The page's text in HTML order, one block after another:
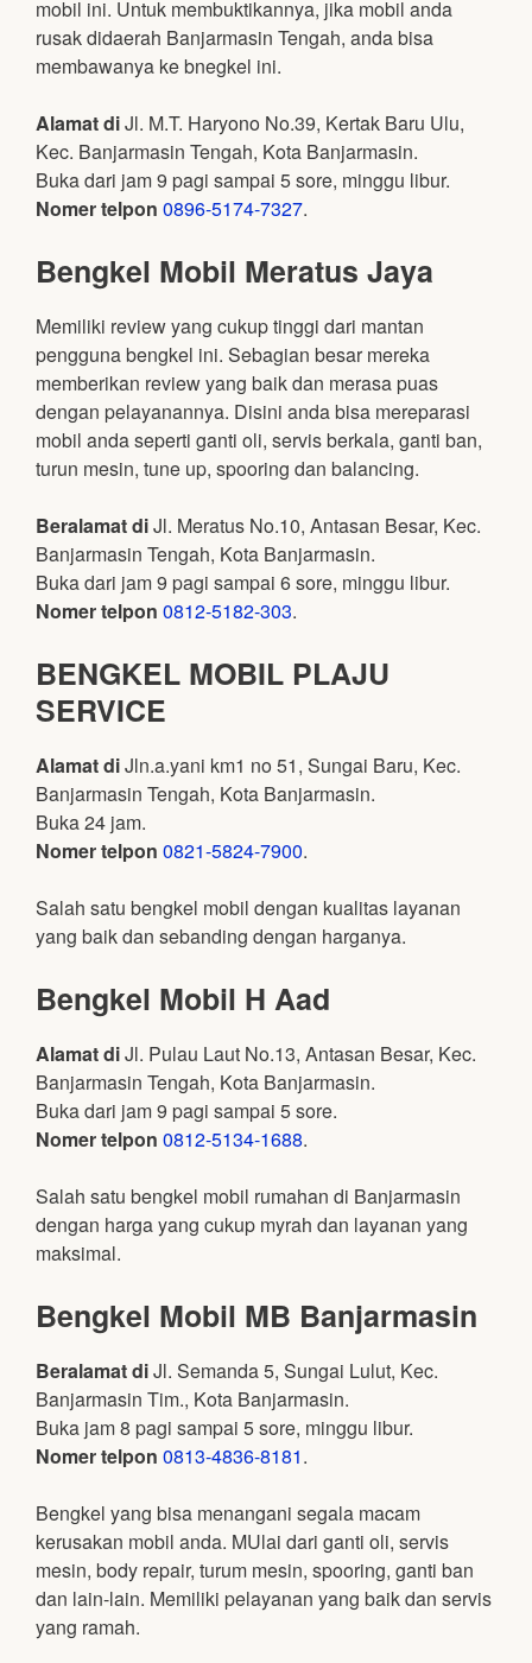
mobil ini. Untuk membuktikannya, jika mobil anda
rusak didaerah Banjarmasin Tengah, anda bisa
membawanya ke bnegkel ini.
Alamat diJl. M.T. Haryono No.39, Kertak Baru Ulu,
Kec. Banjarmasin Tengah, Kota Banjarmasin.
Buka dari jam 9 pagi sampai 5 sore, minggu libur.
Nomer telpon 0896-5174-7327.
Bengkel Mobil Meratus Jaya
Memiliki review yang cukup tinggi dari mantan
pengguna bengkel ini. Sebagian besar mereka
memberikan review yang baik dan merasa puas
dengan pelayanannya. Disini anda bisa mereparasi
mobil anda seperti ganti oli, servis berkala, ganti ban,
turun mesin, tune up, spooring dan balancing.
Beralamat diJl. Meratus No.10, Antasan Besar, Kec.
Banjarmasin Tengah, Kota Banjarmasin.
Buka dari jam 9 pagi sampai 6 sore, minggu libur.
Nomer telpon 0812-5182-303.
BENGKEL MOBIL PLAJU
SERVICE
Alamat diJln.a.yani km1 no 51, Sungai Baru, Kec.
Banjarmasin Tengah, Kota Banjarmasin.
Buka 24 jam.
Nomer telpon 0821-5824-7900.
Salah satu bengkel mobil dengan kualitas layanan
yang baik dan sebanding dengan harganya.
Bengkel Mobil H Aad
Alamat diJl. Pulau Laut No.13, Antasan Besar, Kec.
Banjarmasin Tengah, Kota Banjarmasin.
Buka dari jam 9 pagi sampai 5 sore.
Nomer telpon 0812-5134-1688.
Salah satu bengkel mobil rumahan di Banjarmasin
dengan harga yang cukup myrah dan layanan yang
maksimal.
Bengkel Mobil MB Banjarmasin
Beralamat diJl. Semanda 5, Sungai Lulut, Kec.
Banjarmasin Tim., Kota Banjarmasin.
Buka jam 8 pagi sampai 5 sore, minggu libur.
Nomer telpon 0813-4836-8181.
Bengkel yang bisa menangani segala macam
kerusakan mobil anda. MUlai dari ganti oli, servis
mesin, body repair, turum mesin, spooring, ganti ban
dan lain-lain. Memiliki pelayanan yang baik dan servis
yang ramah.